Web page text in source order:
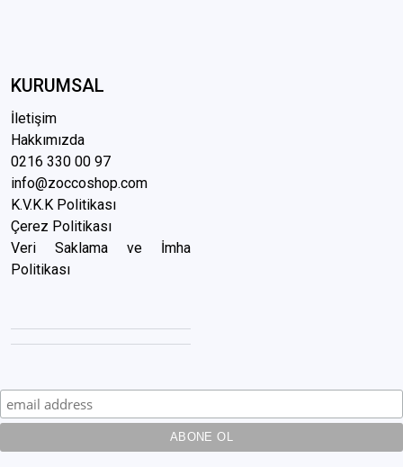
KURUMSAL
İletişim
Hakkımızda
0216 330 00 97
info@zoccoshop.com
K.V.K.K Politikası
Çerez Politikası
Veri Saklama ve İmha
Politikası